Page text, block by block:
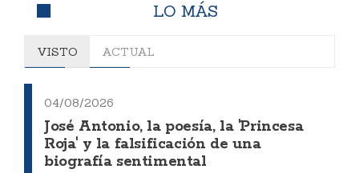
LO MÁS
VISTO ACTUAL
04/08/2026
José Antonio, la poesía, la 'Princesa
Roja' y la falsificación de una
biografía sentimental